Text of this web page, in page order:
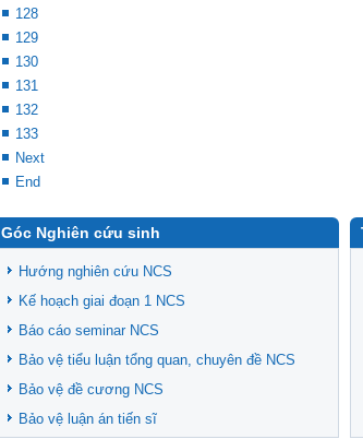
128
129
130
131
132
133
Next
End
Góc Nghiên cứu sinh
Hướng nghiên cứu NCS
Kế hoạch giai đoạn 1 NCS
Báo cáo seminar NCS
Bảo vệ tiểu luận tổng quan, chuyên đề NCS
Bảo vệ đề cương NCS
Bảo vệ luận án tiến sĩ